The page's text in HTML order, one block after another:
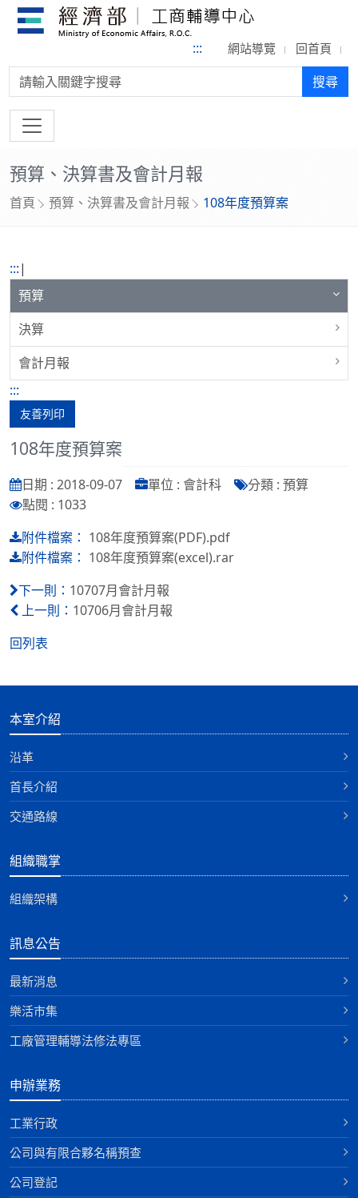
::: 網站導覽 回首頁
搜尋: 搜尋
預算、決算書及會計月報
首頁 預算、決算書及會計月報 108年度預算案
:::|
預算
決算
會計月報
:::
友善列印
108年度預算案
日期 : 2018-09-07 單位 : 會計科
分類 : 預算
點閱 : 1033
附件檔案： 108年度預算案(PDF).pdf
附件檔案： 108年度預算案(excel).rar
下一則： 10707月會計月報
上一則： 10706月會計月報
回列表
本室介紹
沿革
首長介紹
交通路線
組織職掌
組織架構
訊息公告
最新消息
樂活市集
工廠管理輔導法修法專區
申辦業務
工業行政
公司與有限合夥名稱預查
公司登記